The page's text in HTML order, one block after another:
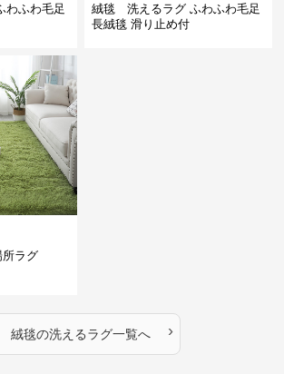
ふわ毛足
絨毯 洗えるラグ ふわふわ毛足
長絨毯 滑り止め付
所ラグ
絨毯の洗えるラグ一覧へ ›